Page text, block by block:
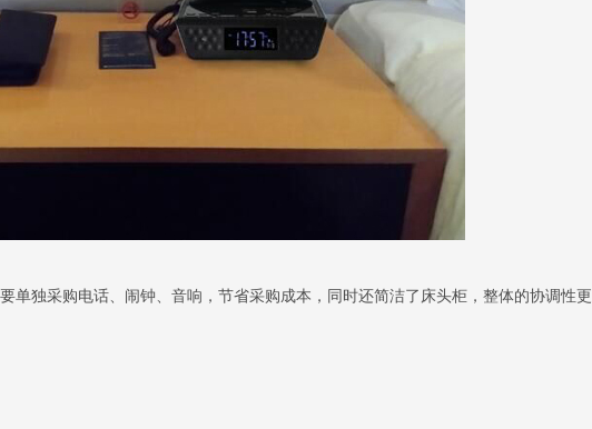
独采购电话、闹钟、音响，节省采购成本，同时还简洁了床头柜，整体的协调性更